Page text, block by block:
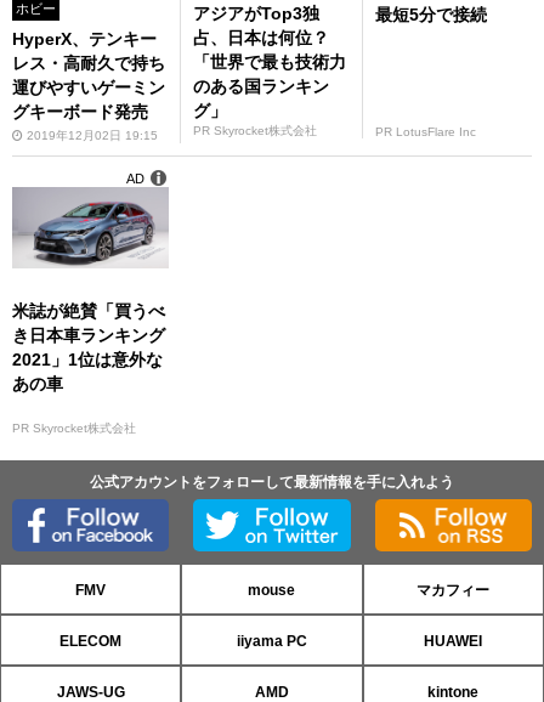
ホビー
HyperX、テンキー
レス・高耐久で持ち
運びやすいゲーミン
グキーボード発売
2019年12月02日 19:15
アジアがTop3独
占、日本は何位？
「世界で最も技術力
のある国ランキン
グ」
PR Skyrocket株式会社
最短5分で接続
PR LotusFlare Inc
米誌が絶賛「買うべ
き日本車ランキング
2021」1位は意外な
あの車
PR Skyrocket株式会社
AD
公式アカウントをフォローして最新情報を手に入れよう
FMV mouse マカフィー
ELECOM iiyama PC HUAWEI
JAWS-UG AMD kintone